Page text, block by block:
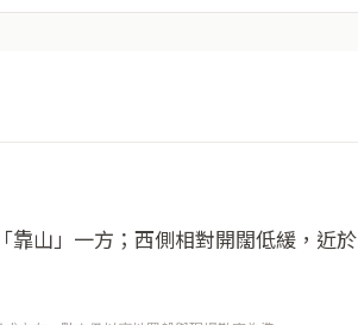
靠山」一方；西側相對開闊低緩，近於